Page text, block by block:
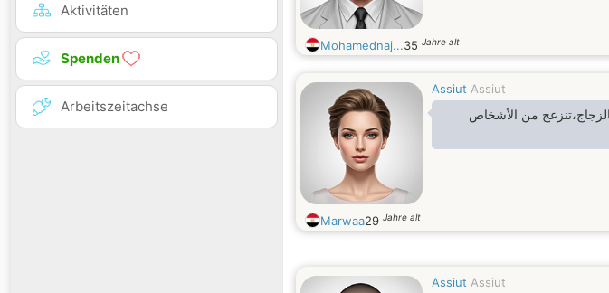
Aktivitäten
Spenden
Arbeitszeitachse
Mohamednaj...35 Jahre alt
Assiut Assiut
من الأشخاص
Marwaa29 Jahre alt
Assiut Assiut